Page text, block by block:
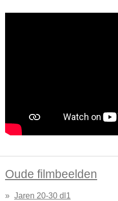
Oude filmbeelden
Jaren 20-30 dl1